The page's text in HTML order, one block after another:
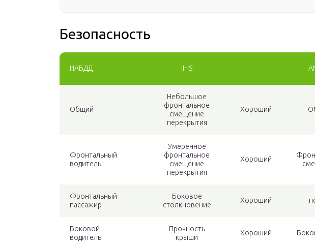
Безопасность
НАБДД IIHS
Общий
Небольшое
фронтальное
смещение
перекрытия
Хороший
Фронтальный
водитель
Умеренное
фронтальное
смещение
перекрытия
Хороший
Фронтальный
пассажир
Боковое
столкновение
Хороший
Боковой
водитель
Прочность
крыши
Хороший